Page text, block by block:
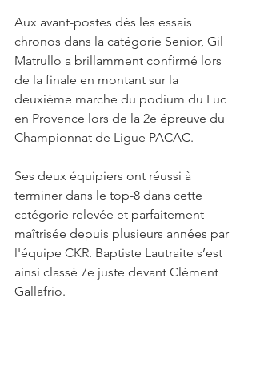
Aux avant-postes dès les essais
chronos dans la catégorie Senior, Gil
Matrullo a brillamment confirmé lors
de la finale en montant sur la
deuxième marche du podium du Luc
en Provence lors de la 2e épreuve du
Championnat de Ligue PACAC.
Ses deux équipiers ont réussi à
terminer dans le top-8 dans cette
catégorie relevée et parfaitement
maîtrisée depuis plusieurs années par
l'équipe CKR. Baptiste Lautraite s’est
ainsi classé 7e juste devant Clément
Gallafrio.